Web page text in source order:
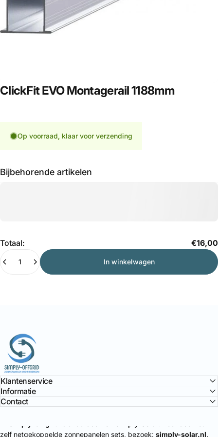
ClickFitEVOMontagerail1188mm
Op voorraad, klaar voor verzending
Bijbehorende artikelen
Totaal: €16,00
Hoeveelheid
In winkelwagen
Simply Offgrid
Klantenservice
Informatie
Contact
zelf netgekoppelde zonnepanelen sets, bezoek: simply-solar.nl.